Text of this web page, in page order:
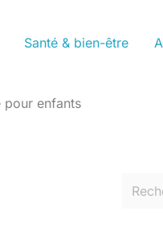
Santé & bien-être
pour enfants